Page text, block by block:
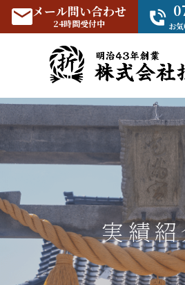
メール問い合わせ
24時間受付中 お
実績